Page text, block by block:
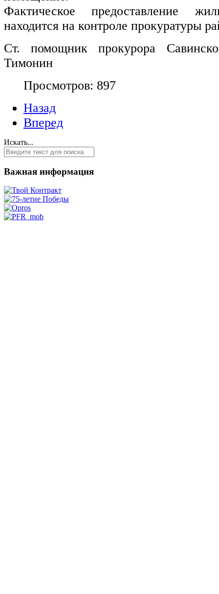
Фактическое предоставление
находится на контроле прокуратуры
Ст. помощник прокурора
Тимонин
Просмотров: 897
Назад
Вперед
Искать...
Важная информация